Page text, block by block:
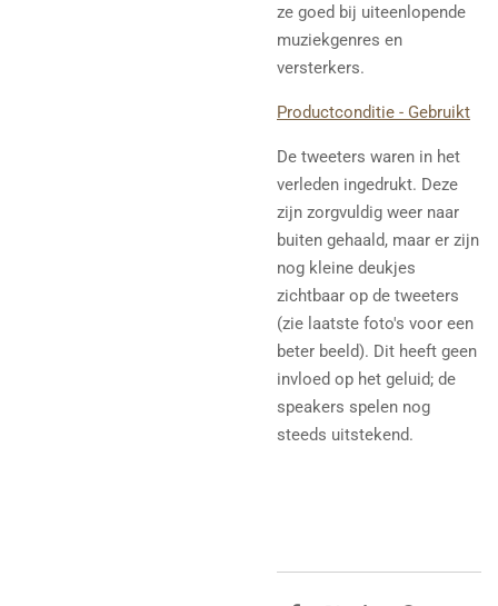
ze goed bij uiteenlopende
muziekgenres en
versterkers.
Productconditie - Gebruikt
De tweeters waren in het
verleden ingedrukt. Deze
zijn zorgvuldig weer naar
buiten gehaald, maar er zijn
nog kleine deukjes
zichtbaar op de tweeters
(zie laatste foto's voor een
beter beeld). Dit heeft geen
invloed op het geluid; de
speakers spelen nog
steeds uitstekend.